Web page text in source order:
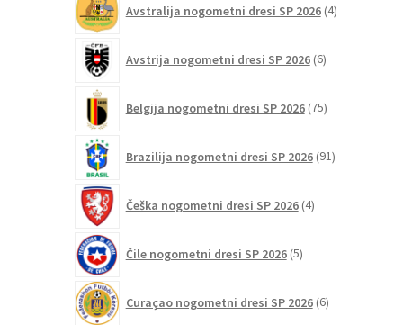
Avstralija nogometni dresi SP 2026 4izdelki
Avstrija nogometni dresi SP 2026 6izdelkov
Belgija nogometni dresi SP 2026 75izdelkov
Brazilija nogometni dresi SP 2026 91izdelkov
Češka nogometni dresi SP 2026 4izdelki
Čile nogometni dresi SP 2026 5izdelkov
Curaçao nogometni dresi SP 2026 6izdelkov